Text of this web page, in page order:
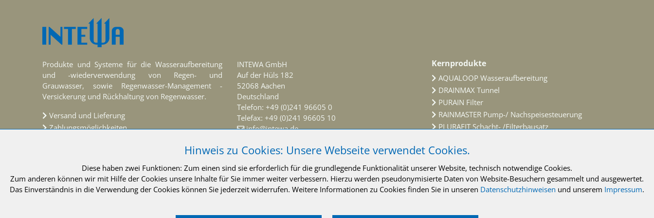
Produkte und Systeme für die Wasseraufbereitung
und -wiederverwendung von Regen- und
Grauwasser, sowie Regenwasser-Management -
Versickerung und Rückhaltung von Regenwasser.
Versand und Lieferung
Zahlungsmöglichkeiten
Vertrag widerrufen
INTEWA GmbH
Auf der Hüls 182
52068 Aachen
Deutschland
Telefon: +49 (0)241 96605 0
Telefax: +49 (0)241 96605 10
info@intewa.de
NEWSLETTER Abonnieren
Kernprodukte
AQUALOOP Wasseraufbereitung
DRAINMAX Tunnel
PURAIN Filter
RAINMASTER Pump-/ Nachspeisesteuerung
PLURAFIT Schacht- /Filterbausatz
NUVOS Pumpen
I-CONNECT Steuerung
Hinweis zu Cookies: Unsere Webseite verwendet Cookies.
Diese haben zwei Funktionen: Zum einen sind sie erforderlich für die grundlegende Funktionalität unserer Website, technisch notwendige Cookies.
Zum anderen können wir mit Hilfe der Cookies unsere Inhalte für Sie immer weiter verbessern. Hierzu werden pseudonymisierte Daten von Website-Besuchern gesammelt und ausgewertet.
Das Einverständnis in die Verwendung der Cookies können Sie jederzeit widerrufen. Weitere Informationen zu Cookies finden Sie in unseren Datenschutzhinweisen und unserem Impressum.